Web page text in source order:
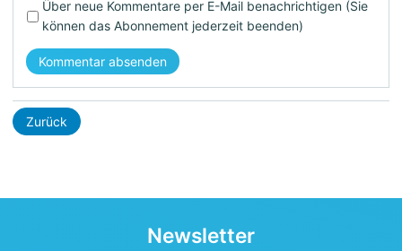
Über neue Kommentare per E-Mail benachrichtigen (Sie
können das Abonnement jederzeit beenden)
Kommentar absenden
Zurück
Newsletter